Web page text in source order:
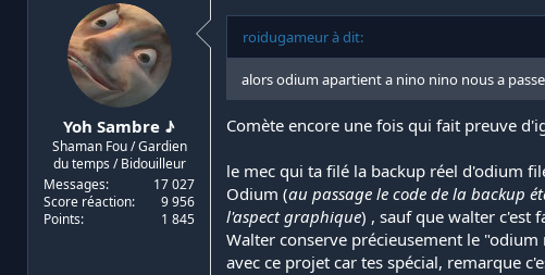
n
s
:
Yoh Sambre ♪
Shaman Fou / Gardien
du temps / Bidouilleur
Messages
17 027
Score réaction
9 956
Points
1 845
roidugameur à dit:
alors odium apartient a nino nino nous a
Comète encore une fois qui fait preuve
le mec qui ta filé la backup réel d'odium
Odium (au passage le code de la backup
l'aspect graphique) , sauf que walter c'est
Walter conserve précieusement le
avec ce projet car tes spécial, remarque